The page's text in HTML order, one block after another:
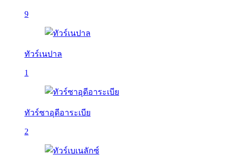
9
ทัวร์เนปาล
1
ทัวร์ซาอุดีอาระเบีย
2